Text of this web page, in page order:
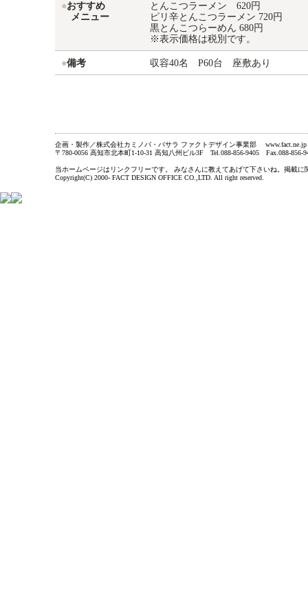
●おすすめ
メニュー
とんこつラーメン 620円
ピリ辛とんこつラーメン 720円
黒とんこつらーめん 680円
※表示価格は税別です。
●備考 収容40名 P60台 座敷あり
企画・製作／株式会社カミノバ・バサラ ファクトデザイン事業部 www.fact.ne.jp
〒780-0056 高知市北本町1-10-31 高知八州ビル3F Tel.088-856-9405 Fax.088-856-
当ホームページはリンクフリーです。 みなさんに教えてあげて下さいね。掲載
Copyright(C) 2000- FACT DESIGN OFFICE CO.,LTD. All right reserved.